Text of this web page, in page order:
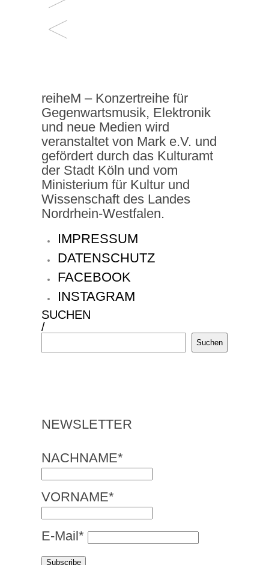
reiheM – Konzertreihe für
Gegenwartsmusik, Elektronik
und neue Medien wird
veranstaltet von Mark e.V. und
gefördert durch das Kulturamt
der Stadt Köln und vom
Ministerium für Kultur und
Wissenschaft des Landes
Nordrhein-Westfalen.
IMPRESSUM
DATENSCHUTZ
FACEBOOK
INSTAGRAM
SUCHEN
/
Suchen
NEWSLETTER
NACHNAME*
VORNAME*
E-Mail*